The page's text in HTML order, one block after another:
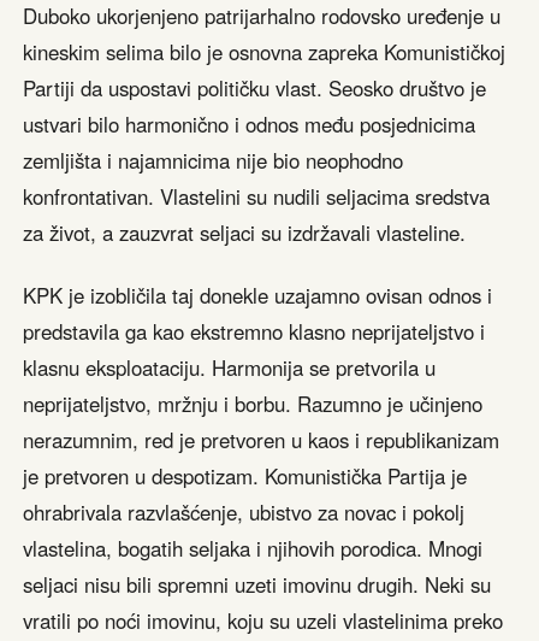
Duboko ukorjenjeno patrijarhalno rodovsko uređenje u
kineskim selima bilo je osnovna zapreka Komunističkoj
Partiji da uspostavi političku vlast. Seosko društvo je
ustvari bilo harmonično i odnos među posjednicima
zemljišta i najamnicima nije bio neophodno
konfrontativan. Vlastelini su nudili seljacima sredstva
za život, a zauzvrat seljaci su izdržavali vlasteline.
KPK je izobličila taj donekle uzajamno ovisan odnos i
predstavila ga kao ekstremno klasno neprijateljstvo i
klasnu eksploataciju. Harmonija se pretvorila u
neprijateljstvo, mržnju i borbu. Razumno je učinjeno
nerazumnim, red je pretvoren u kaos i republikanizam
je pretvoren u despotizam. Komunistička Partija je
ohrabrivala razvlašćenje, ubistvo za novac i pokolj
vlastelina, bogatih seljaka i njihovih porodica. Mnogi
seljaci nisu bili spremni uzeti imovinu drugih. Neki su
vratili po noći imovinu, koju su uzeli vlastelinima preko